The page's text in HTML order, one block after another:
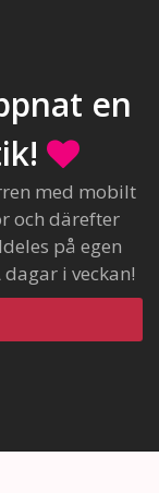
en
med mobilt
och därefter
på egen
i veckan!